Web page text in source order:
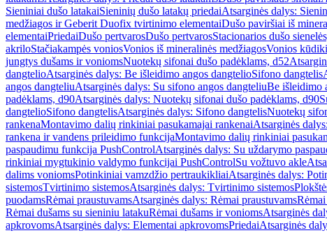
Sieniniai dušo latakaiSieninių dušo latakų priedaiAtsarginės dalys:
medžiagos ir Geberit Duofix tvirtinimo elementaiDušo paviršiai iš
elementaiPriedaiDušo pertvarosDušo pertvarosStacionarios dušo
akriloStačiakampės voniosVonios iš mineralinės medžiagosVonios
jungtys dušams ir voniomsNuotekų sifonai dušo padėklams, d52
dangtelioAtsarginės dalys: Be išleidimo angos dangtelioSifono dangtelis
angos dangteliuAtsarginės dalys: Su sifono angos dangteliuBe išleidimo
padėklams, d90Atsarginės dalys: Nuotekų sifonai dušo padėklams, d90
dangtelioSifono dangtelisAtsarginės dalys: Sifono dangtelisNuotekų
rankenaMontavimo dalių rinkiniai pasukamajai rankenaiAtsarginės
rankena ir vandens prileidimo funkcijaMontavimo dalių rinkiniai
paspaudimu funkcija PushControlAtsarginės dalys: Su uždarymo
rinkiniai mygtukinio valdymo funkcijai PushControlSu vožtuvo akle
dalims voniomsPotinkiniai vamzdžio pertraukikliaiAtsarginės dalys:
sistemosTvirtinimo sistemosAtsarginės dalys: Tvirtinimo sistemos
puodamsRėmai praustuvamsAtsarginės dalys: Rėmai praustuvams
Rėmai dušams su sieniniu latakuRėmai dušams ir voniomsAtsarginės
apkrovomsAtsarginės dalys: Elementai apkrovomsPriedaiAtsarginės